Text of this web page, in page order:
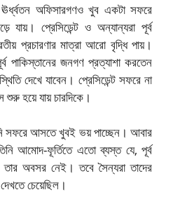
ঊর্ধ্বতন অফিসারগণও খুব একটা সফরে
যায়। প্রেসিডেন্ট ও অন্যান্যরা পূর্ব
প্রচারণার মাত্রা আরো বৃদ্ধি পায়।
পাকিস্তানের জনগণ প্রত্যাশা করতেন
দেখে যাবেন। প্রেসিডেন্ট সফরে না
শুরু হয়ে যায় চারদিকে।
সফরে আসতে খুবই ভয় পাচ্ছেন। আবার
আমোদ-ফূর্তিতে এতো ব্যস্ত যে, পূর্ব
তার অবসর নেই। তবে সৈন্যরা তাদের
চেয়েছিল।